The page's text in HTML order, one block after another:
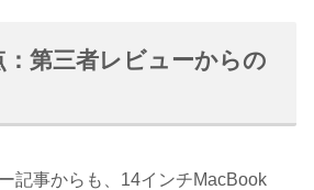
：第三者レビューからの
記事からも、14インチMacBook